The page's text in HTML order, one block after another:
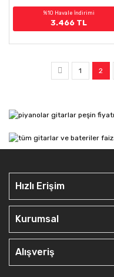
%10 Havale İndirimi
3.466 TL
1 2
Hızlı Erişim
Kurumsal
Alışveriş